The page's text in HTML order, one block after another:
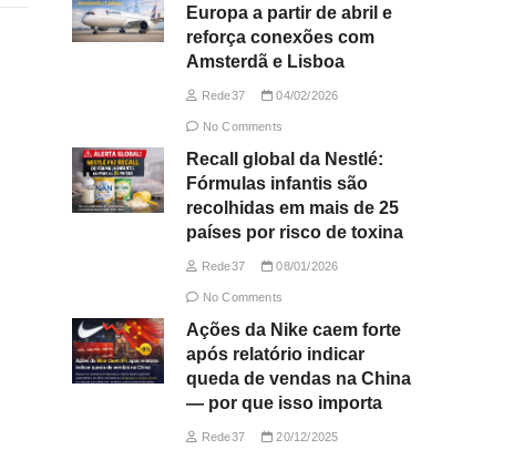
Europa a partir de abril e
reforça conexões com
Amsterdã e Lisboa
Rede37 04/02/2026
No Comments
Recall global da Nestlé:
Fórmulas infantis são
recolhidas em mais de 25
países por risco de toxina
Rede37 08/01/2026
No Comments
Ações da Nike caem forte
após relatório indicar
queda de vendas na China
— por que isso importa
Rede37 20/12/2025